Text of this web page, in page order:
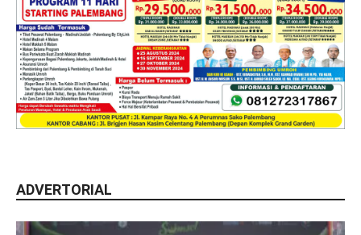
ADVERTORIAL